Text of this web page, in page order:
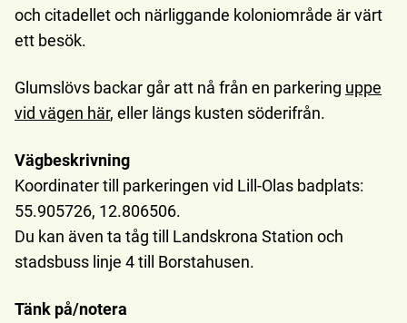
och citadellet och närliggande koloniområde är värt
ett besök.
Glumslövs backar går att nå från en parkering uppe
vid vägen här, eller längs kusten söderifrån.
Vägbeskrivning
Koordinater till parkeringen vid Lill-Olas badplats:
55.905726, 12.806506.
Du kan även ta tåg till Landskrona Station och
stadsbuss linje 4 till Borstahusen.
Tänk på/notera